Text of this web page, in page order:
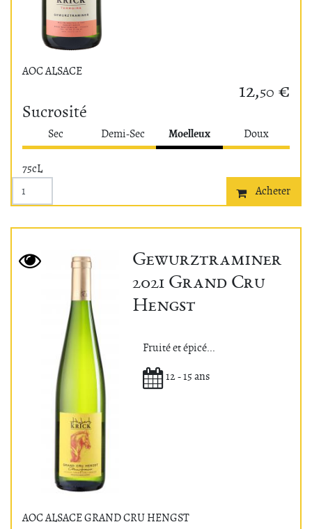
AOC ALSACE
12,50 €
Sucrosité
Sec Demi-Sec Moelleux Doux
75cL
Acheter
Gewurztraminer
2021 Grand Cru
Hengst
Fruité et épicé...
Potentiel de garde
12 - 15 ans
AOC ALSACE GRAND CRU HENGST